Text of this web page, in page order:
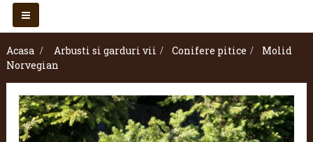
Toggle
navigation
Acasa
> Arbusti si garduri vii > Conifere pitice >
Molid
Norvegian